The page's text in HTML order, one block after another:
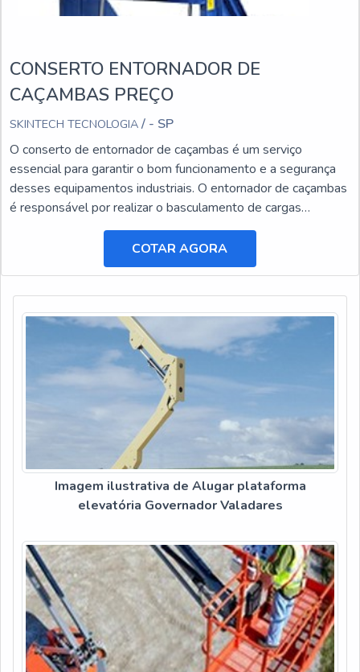
CONSERTO ENTORNADOR DE
CAÇAMBAS PREÇO
SKINTECH TECNOLOGIA / - SP
O conserto de entornador de caçambas é um serviço
essencial para garantir o bom funcionamento e a segurança
desses equipamentos industriais. O entornador de caçambas
é responsável por realizar o basculamento de cargas
pesadas, facilitando o transporte e a descarga de materiais.
COTAR AGORA
Imagem ilustrativa de Alugar plataforma
elevatória Governador Valadares